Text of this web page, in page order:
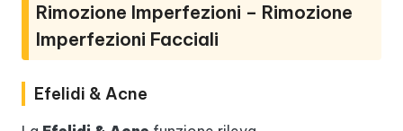
Rimozione Imperfezioni – Rimozione
Imperfezioni Facciali
Efelidi & Acne